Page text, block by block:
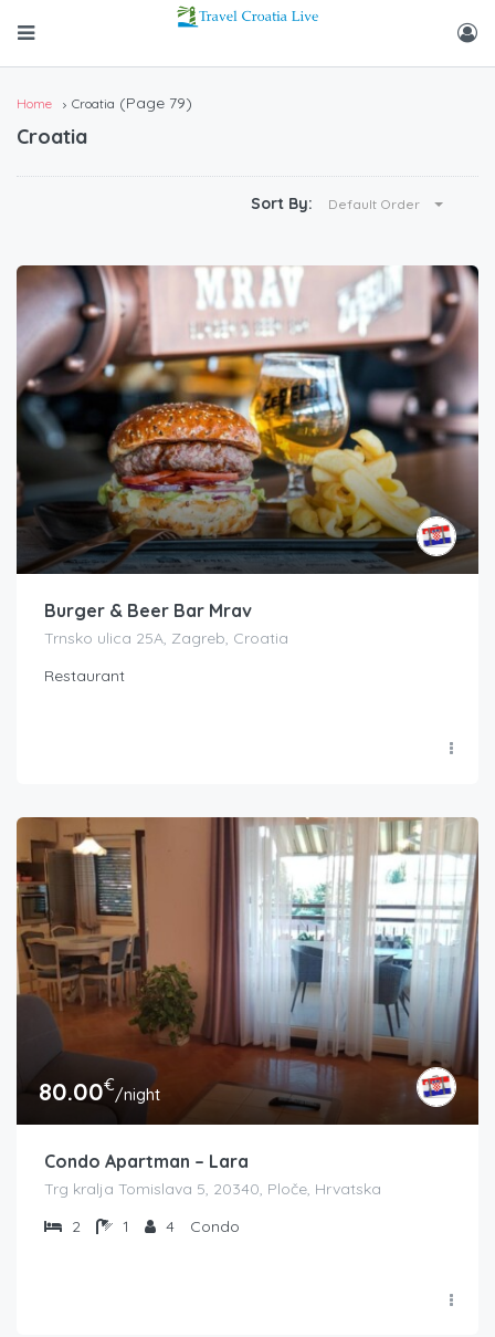
Home Croatia (Page 79)
Croatia
Sort By: Default Order
Burger & Beer Bar Mrav
Trnsko ulica 25A, Zagreb, Croatia
Restaurant
80.00€/night
Condo Apartman – Lara
Trg kralja Tomislava 5, 20340, Ploče, Hrvatska
2
1 4 Condo